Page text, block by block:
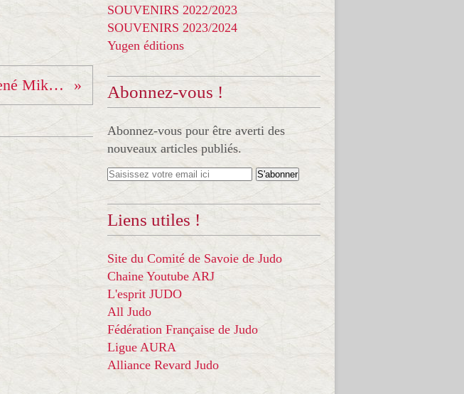
Dernier hommage à René Miksa...
SOUVENIRS 2022/2023
SOUVENIRS 2023/2024
Yugen éditions
Abonnez-vous !
Abonnez-vous pour être averti des
nouveaux articles publiés.
Liens utiles !
Site du Comité de Savoie de Judo
Chaine Youtube ARJ
L'esprit JUDO
All Judo
Fédération Française de Judo
Ligue AURA
Alliance Revard Judo